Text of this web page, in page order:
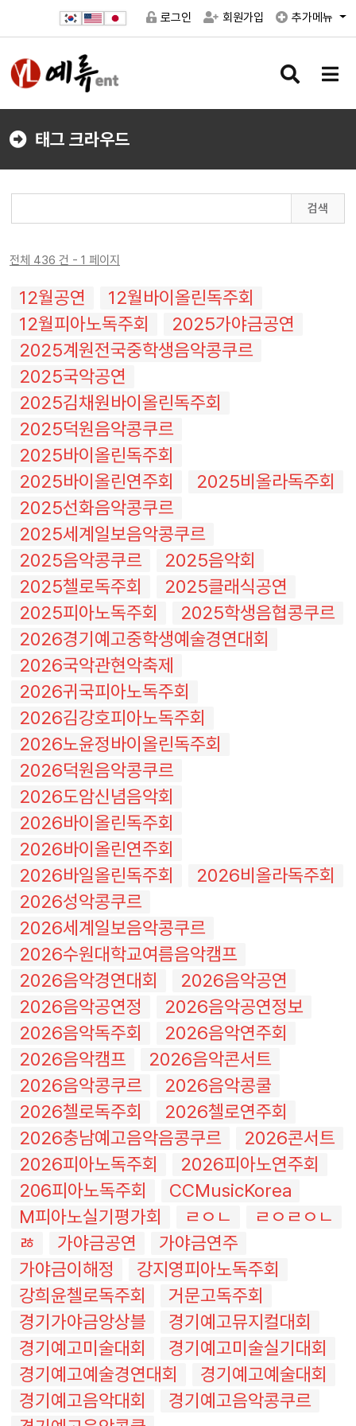
로그인 회원가입 추가메뉴
검
버
메
버
태그 크라우드
검색
전체 436 건 - 1 페이지
12월공연
12월바이올린독주회
12월피아노독주회
2025가야금공연
2025계원전국중학생음악콩쿠르
2025국악공연
2025김채원바이올린독주회
2025덕원음악콩쿠르
2025바이올린독주회
2025바이올린연주회
2025비올라독주회
2025선화음악콩쿠르
2025세계일보음악콩쿠르
2025음악콩쿠르
2025음악회
2025첼로독주회
2025클래식공연
2025피아노독주회
2025학생음협콩쿠르
2026경기예고중학생예술경연대회
2026국악관현악축제
2026귀국피아노독주회
2026김강호피아노독주회
2026노윤정바이올린독주회
2026덕원음악콩쿠르
2026도암신념음악회
2026바이올린독주회
2026바이올린연주회
2026바일올린독주회
2026비올라독주회
2026성악콩쿠르
2026세계일보음악콩쿠르
2026수원대학교여름음악캠프
2026음악경연대회
2026음악공연
2026음악공연정
2026음악공연정보
2026음악독주회
2026음악연주회
2026음악캠프
2026음악콘서트
2026음악콩쿠르
2026음악콩쿨
2026첼로독주회
2026첼로연주회
2026충남예고음악음콩쿠르
2026콘서트
2026피아노독주회
2026피아노연주회
206피아노독주회
CCMusicKorea
M피아노실기평가회
ㄹㅇㄴ
ㄹㅇㄹㅇㄴ
ㅀ
가야금공연
가야금연주
가야금이해정
강지영피아노독주회
강희윤첼로독주회
거문고독주회
경기가야금앙상블
경기예고뮤지컬대회
경기예고미술대회
경기예고미술실기대회
경기예고예술경연대회
경기예고예술대회
경기예고음악대회
경기예고음악콩쿠르